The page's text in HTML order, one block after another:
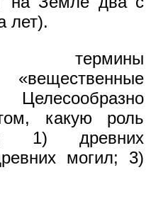
лет).
термины
какую роль
1) древних
могил; 3)